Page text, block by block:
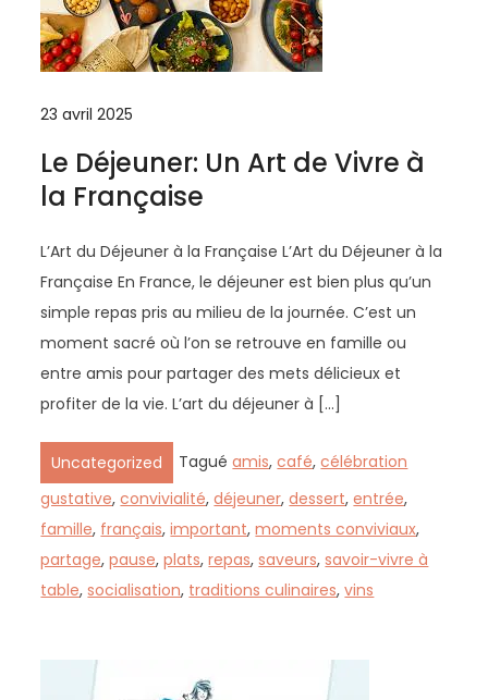
23 avril 2025
Le Déjeuner: Un Art de Vivre à
la Française
L’Art du Déjeuner à la Française L’Art du Déjeuner à la
Française En France, le déjeuner est bien plus qu’un
simple repas pris au milieu de la journée. C’est un
moment sacré où l’on se retrouve en famille ou
entre amis pour partager des mets délicieux et
profiter de la vie. L’art du déjeuner à […]
Uncategorized Taguéamis,café,célébration
gustative,convivialité,déjeuner,dessert,entrée,
famille, français,important,moments conviviaux,
partage,pause,plats,repas,saveurs,savoir-vivre à
table,socialisation, traditions culinaires,vins